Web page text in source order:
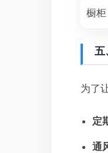
橱柜
五
为了
定
通